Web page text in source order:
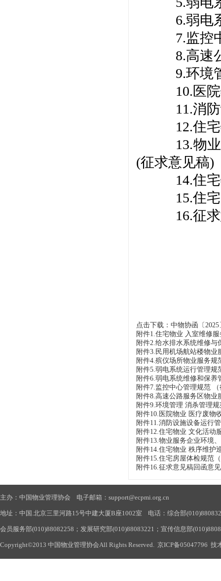
6.弱电
7.监控
8.高速
9.环境
10.医
11.消
12.住
13.物
(征求意见稿)
14.住
15.住
16.征
点击下载：中物协函〔
附件1.住宅物业 入室维修
附件2.给水排水系统维修与
附件3.民用机场航站楼物业
附件4.殡仪场所物业服务规
附件5.弱电系统运行管理规
附件6.弱电系统维修和保养
附件7.监控中心管理规范
附件8.高速公路服务区物业
附件9.环境管理 消杀管理
附件10.医院物业 医疗废物
附件11.消防设施设备运行
附件12.住宅物业 文化活动
附件13.物业服务企业环境
附件14.住宅物业 秩序维护
附件15.住宅房屋体检规范
附件16.征求意见稿回函意
主办：中国物业管理协会 电子邮箱：support@ecpmi.org.cn
地址：中国.北京三里河路15号中建大厦B座1002室 电话：综合部
会员服务部(010)88082258；发展研究部(010)88083221；宣传信息部
Copyright©2013 中国物业管理协会All Rights Reserved. 京ICP备05047796 技